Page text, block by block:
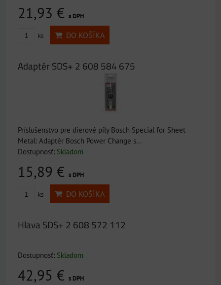
21,93 € s DPH
ks DO KOŠÍKA
Adaptér SDS+ 2 608 584 675
Príslušenstvo pre dierové píly Bosch Special for Sheet
Metal: Adaptér Bosch Power Change s...
Dostupnosť: Skladom
15,89 € s DPH
ks DO KOŠÍKA
Hlava SDS+ 2 608 572 112
Dostupnosť: Skladom
42,95 € s DPH